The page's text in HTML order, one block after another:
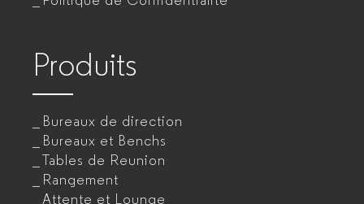
Produits
Bureaux de direction
Bureaux et Benchs
Tables de Reunion
Rangement
Attente et Lounge